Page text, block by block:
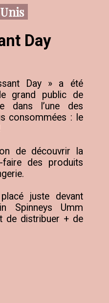
Day
Day » a été
grand public de
dans l’une des
consommées : le
de découvrir la
des produits
juste devant
Spinneys Umm
de distribuer + de